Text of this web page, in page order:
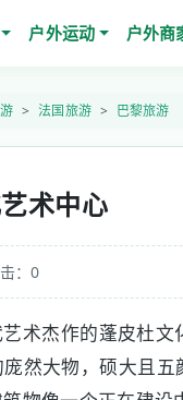
户外运动 户外商
法国旅游 巴黎旅游
术中心
：0
术杰作的蓬皮杜
然大物，硕大且